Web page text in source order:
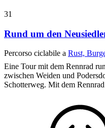
31
Rund um den
Percorso ciclabile a Rust,
Eine Tour mit dem Rennrad
zwischen Weiden und
Schotterweg. Mit dem